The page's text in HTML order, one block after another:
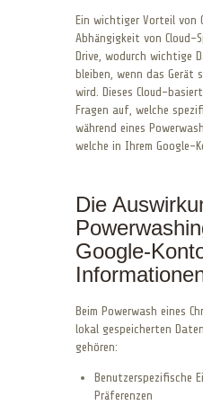
Ein wichtiger Vorteil von
Abhängigkeit von Cloud-
Drive, wodurch wichtige
bleiben, wenn das Gerät
wird. Dieses Cloud-
Fragen auf, welche
während eines
welche in Ihrem Google-
Die
Google-
Beim Powerwash eines
lokal gespeicherten
gehören:
Benutzerspezifische
Präferenzen